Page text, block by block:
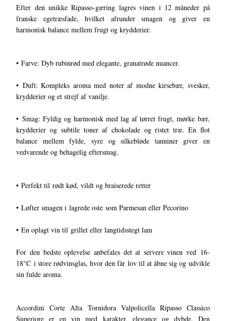
Efter den unikke Ripasso-gæring lagres vinen i 12 måneder på
franske egetræsfade, hvilket afrunder smagen og giver en
harmonisk balance mellem frugt og krydderier.
• Farve: Dyb rubinrød med elegante, granatrøde nuancer.
• Duft: Kompleks aroma med noter af modne kirsebær, svesker,
krydderier og et strejf af vanilje.
• Smag: Fyldig og harmonisk med lag af tørret frugt, mørke bær,
krydderier og subtile toner af chokolade og ristet træ. En flot
balance mellem fylde, syre og silkebløde tanniner giver en
vedvarende og behagelig eftersmag.
• Perfekt til rødt kød, vildt og braiserede retter
• Løfter smagen i lagrede oste som Parmesan eller Pecorino
• En oplagt vin til grillet eller langtidsstegt lam
For den bedste oplevelse anbefales det at servere vinen ved 16-
18°C i store rødvinsglas, hvor den får lov til at åbne sig og udvikle
sin fulde aroma.
Accordini Corte Alta Tornidora Valpolicella Ripasso Classico
Superiore er en vin med karakter, elegance og dybde. Den